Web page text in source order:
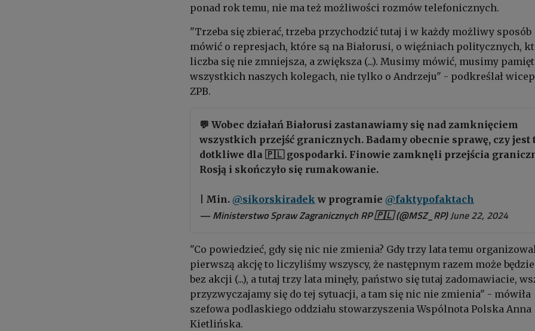
ponad rok temu, nie ma też możliwości rozmów telefonicznych.
"Trzeba się zbierać, trzeba przychodzić tutaj i w każdy możliwy sposób
mówić o represjach, które są na Białorusi, o więźniach politycznych,
liczba się nie zmniejsza, a zwiększa (...). Musimy mówić, musimy
wszystkich naszych kolegach, nie tylko o Andrzeju" - podkreślał
ZPB.
💬 Wobec działań Białorusi zastanawiamy się nad zamknięciem
wszystkich przejść granicznych. Badamy obecnie sprawę, czy jest
dotkliwe dla 🇵🇱 gospodarki. Finowie zamknęli przejścia
Rosją i skończyło się rumakowanie.
| Min. @sikorskiradek w programie @faktypofaktach
— Ministerstwo Spraw Zagranicznych RP 🇵🇱 (@MSZ_RP)June 22, 2024
"Co powiedzieć, gdy się nic nie zmienia? Gdy trzy lata temu
pierwszą akcję to liczyliśmy wszyscy, że następnym razem może
bez akcji (...), a tutaj trzy lata minęły, państwo się tutaj zadomawiacie,
przyzwyczajamy się do tej sytuacji, a tam się nic nie zmienia" - mówiła
szefowa podlaskiego oddziału stowarzyszenia Wspólnota Polska Anna
Kietlińska.